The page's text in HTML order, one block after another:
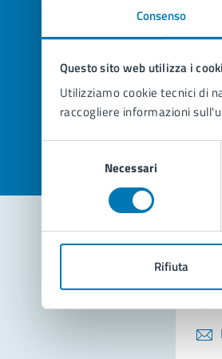
Consenso
Questo sito web utilizza i
Utilizziamo cookie tecnici di
raccogliere informazioni
Necessari
Rifiuta
Valuta